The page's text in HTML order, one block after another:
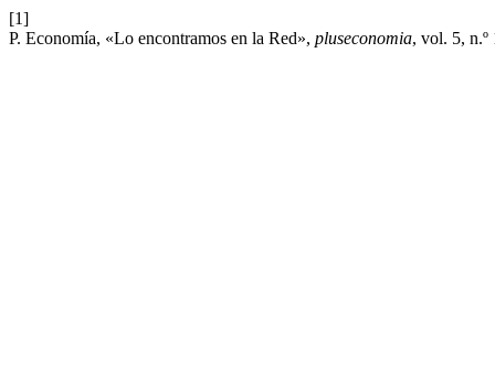
[1]
P. Economía, «Lo encontramos en la Red», pluseconomia, vol. 5, n.º